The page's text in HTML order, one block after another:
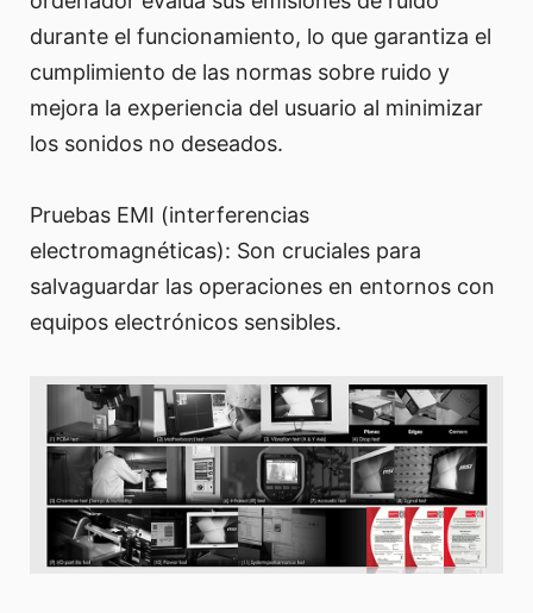
durante el funcionamiento, lo que garantiza el
cumplimiento de las normas sobre ruido y
mejora la experiencia del usuario al minimizar
los sonidos no deseados.
Pruebas EMI (interferencias
electromagnéticas): Son cruciales para
salvaguardar las operaciones en entornos con
equipos electrónicos sensibles.